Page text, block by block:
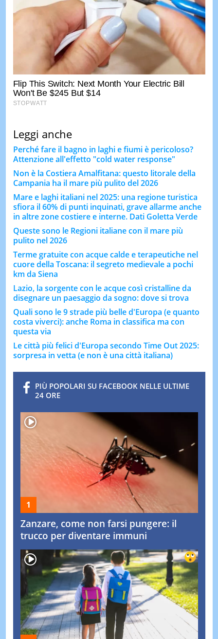
Leggi anche
Perché fare il bagno in laghi e fiumi è pericoloso?
Attenzione all'effetto "cold water response"
Non è la Costiera Amalfitana: questo litorale della
Campania ha il mare più pulito del 2026
Mare e laghi italiani nel 2025: una regione turistica
sfiora il 60% di punti inquinati, grave allarme anche
in altre zone costiere e interne. Dati Goletta Verde
Queste sono le Regioni italiane con il mare più
pulito nel 2026
Terme gratuite con acque calde e terapeutiche nel
cuore della Toscana: il segreto medievale a pochi
km da Siena
Lazio, la sorgente con le acque così cristalline da
disegnare un paesaggio da sogno: dove si trova
Quali sono le 9 strade più belle d'Europa (e quanto
costa viverci): anche Roma in classifica ma con
questa via
Le città più felici d'Europa secondo Time Out 2025:
sorpresa in vetta (e non è una città italiana)
PIÙ POPOLARI SU FACEBOOK NELLE ULTIME
24 ORE
Zanzare, come non farsi pungere: il
trucco per diventare immuni